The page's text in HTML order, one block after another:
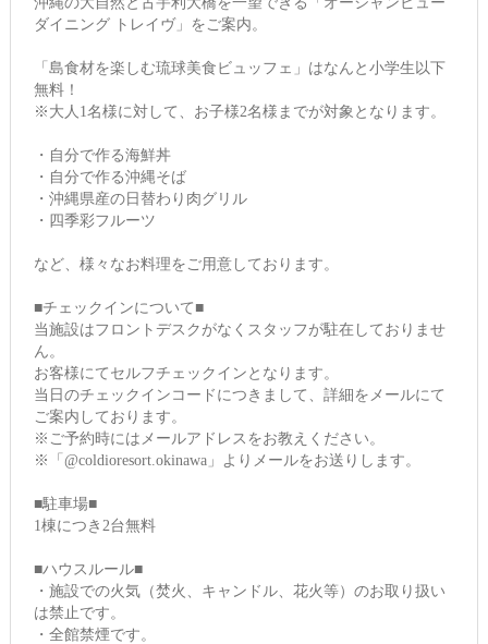
ダイニング トレイヴ」をご案内。
「島食材を楽しむ琉球美食ビュッフェ」はなんと小学生以下
無料！
※大人1名様に対して、お子様2名様までが対象となります。
・自分で作る海鮮丼
・自分で作る沖縄そば
・沖縄県産の日替わり肉グリル
・四季彩フルーツ
など、様々なお料理をご用意しております。
■チェックインについて■
当施設はフロントデスクがなくスタッフが駐在しておりませ
ん。
お客様にてセルフチェックインとなります。
当日のチェックインコードにつきまして、詳細をメールにて
ご案内しております。
※ご予約時にはメールアドレスをお教えください。
※「@coldioresort.okinawa」よりメールをお送りします。
■駐車場■
1棟につき2台無料
■ハウスルール■
・施設での火気（焚火、キャンドル、花火等）のお取り扱い
は禁止です。
・全館禁煙です。